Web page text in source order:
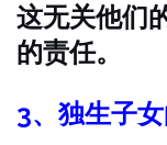
这无关他们
的责任。
3、 独生子